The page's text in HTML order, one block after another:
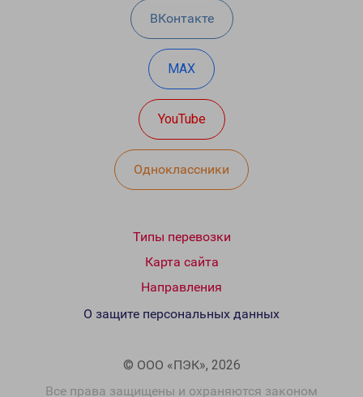
ВКонтакте
MAX
YouTube
Одноклассники
Типы перевозки
Карта сайта
Направления
© ООО «ПЭК», 2026
Все права защищены и охраняются законом
О защите персональных данных